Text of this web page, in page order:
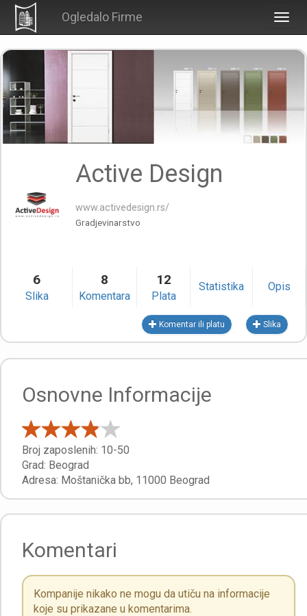
Ogledalo Firme
Active Design
www.activedesign.rs/
Gradjevinarstvo
6
Slika
8
Komentara
12
Plata
Statistika Opis
Komentar ili platu Slika
Osnovne Informacije
Broj zaposlenih: 10-50
Grad: Beograd
Adresa: Moštanička bb, 11000 Beograd
Komentari
Kompanije nikako ne mogu da utiču na informacije
koje su prikazane u komentarima.